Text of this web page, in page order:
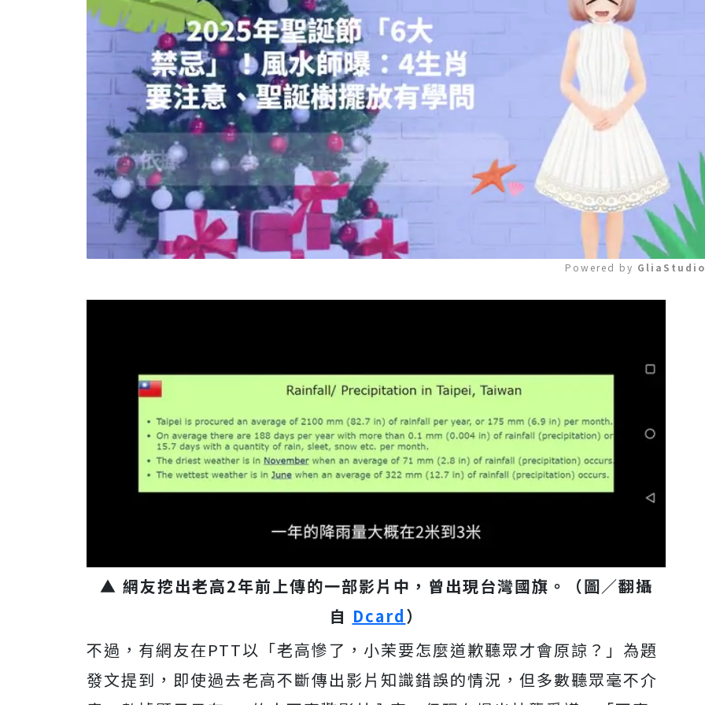
Powered by
▲ 網友挖出老高2年前上傳的一部影片中，曾出現台灣國旗。（圖／翻攝
自 Dcard）
不過，有網友在PTT以「老高慘了，小茉要怎麼道歉聽眾才會原諒？」為題
發文提到，即使過去老高不斷傳出影片知識錯誤的情況，但多數聽眾毫不介